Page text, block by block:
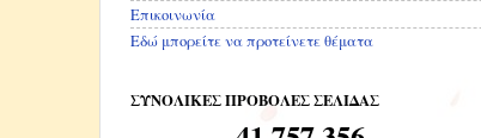
Επικοινωνία
Εδώ μπορείτε να προτείνετε θέματα
ΣΥΝΟΛΙΚΕΣ ΠΡΟΒΟΛΕΣ ΣΕΛΙΔΑΣ